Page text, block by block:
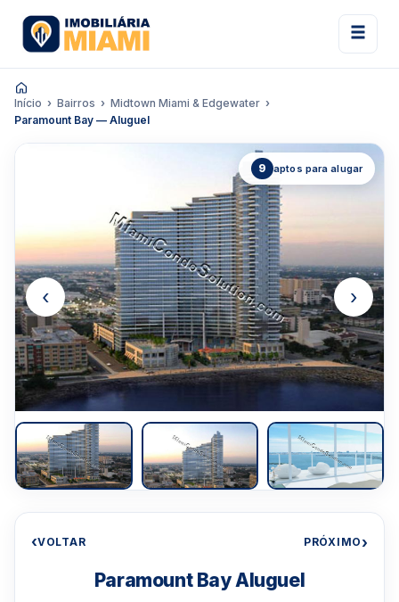
Início Bairros
Midtown Miami & Edgewater
Paramount Bay — Aluguel
9 aptos para alugar
‹ ›
‹VOLTAR PRÓXIMO›
Paramount Bay Aluguel